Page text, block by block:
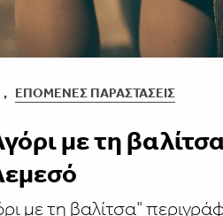
, ΕΠΌΜΕΝΕΣ ΠΑΡΑΣΤΆΣΕΙΣ
με τη
με τη βαλίτσα"